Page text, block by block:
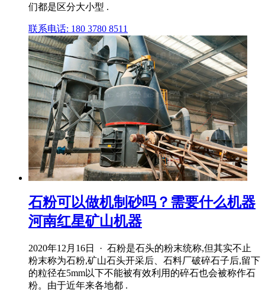
们都是区分大小型 .
联系电话: 180 3780 8511
石粉可以做机制砂吗？需要什么机器
河南红星矿山机器
2020年12月16日 · 石粉是石头的粉末统称,但其实不止
粉末称为石粉,矿山石头开采后、石料厂破碎石子后,留下
的粒径在5mm以下不能被有效利用的碎石也会被称作石
粉。由于近年来各地都 .